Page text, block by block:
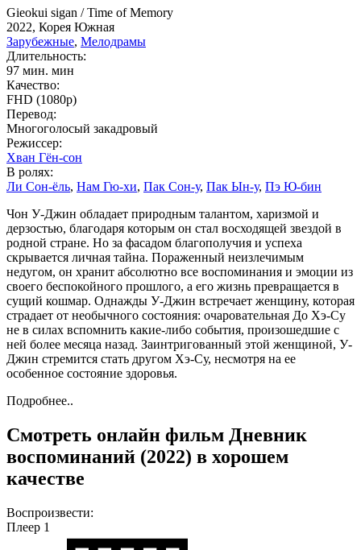
Gieokui sigan / Time of Memory
2022, Корея Южная
Зарубежные, Мелодрамы
Длительность:
97 мин. мин
Качество:
FHD (1080p)
Перевод:
Многоголосый закадровый
Режиссер:
Хван Гён-сон
В ролях:
Ли Сон-ёль, Нам Гю-хи, Пак Сон-у, Пак Ын-у, Пэ Ю-бин
Чон У-Джин обладает природным талантом, харизмой и
дерзостью, благодаря которым он стал восходящей звездой в
родной стране. Но за фасадом благополучия и успеха
скрывается личная тайна. Пораженный неизлечимым
недугом, он хранит абсолютно все воспоминания и эмоции из
своего беспокойного прошлого, а его жизнь превращается в
сущий кошмар. Однажды У-Джин встречает женщину, которая
страдает от необычного состояния: очаровательная До Хэ-Су
не в силах вспомнить какие-либо события, произошедшие с
ней более месяца назад. Заинтригованный этой женщиной, У-
Джин стремится стать другом Хэ-Су, несмотря на ее
особенное состояние здоровья.
Подробнее..
Смотреть онлайн фильм Дневник
воспоминаний (2022) в хорошем
качестве
Воспроизвести:
Плеер 1